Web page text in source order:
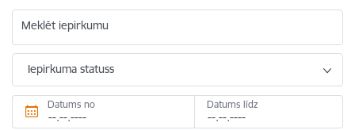
Meklēt iepirkumu
Iepirkuma statuss
Datums no Datums līdz